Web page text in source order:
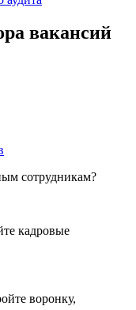
вакансий
сотрудникам?
кадровые
воронку,